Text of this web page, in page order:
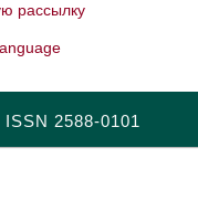
рассылку
ISSN 2588-0101